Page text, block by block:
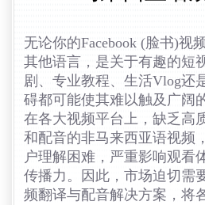
无论你的Facebook (脸书)视
其他语言，是关于有趣的短
剧、专业教程、生活Vlog还
碍都可能使其难以触及广阔
在各大视频平台上，缺乏高
和配音的非马来西亚语视频
户理解困难，严重影响观看
传播力。因此，市场迫切需
频翻译与配音解决方案，将